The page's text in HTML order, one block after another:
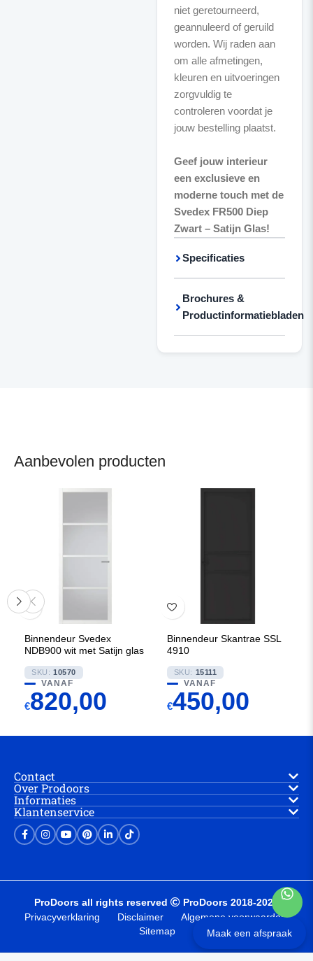
niet geretourneerd,
geannuleerd of geruild
worden. Wij raden aan
om alle afmetingen,
kleuren en uitvoeringen
zorgvuldig te
controleren voordat je
jouw bestelling plaatst.
Geef jouw interieur
een exclusieve en
moderne touch met de
Svedex FR500 Diep
Zwart – Satijn Glas!
Specificaties
Brochures &
Productinformatiebladen
Aanbevolen producten
Binnendeur Svedex
NDB900 wit met Satijn glas
SKU: 10570
VANAF
€820,00
Binnendeur Skantrae SSL
4910
SKU: 15111
VANAF
€450,00
Contact
Over Prodoors
Informaties
Klantenservice
ProDoors all rights reserved
ProDoors 2018-2025
Privacyverklaring
Disclaimer
Algemene voorwaarden
Sitemap
Maak een afspraak